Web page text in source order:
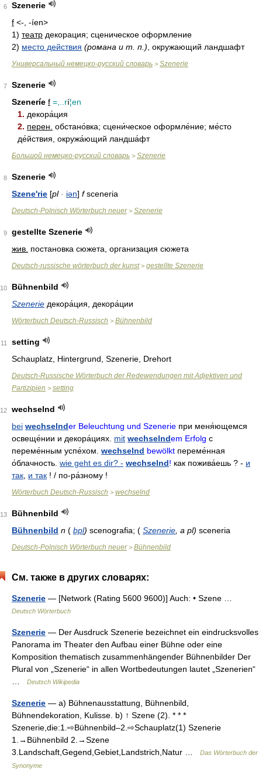
6
Szenerie
f <-, -íen>
1) театр декорация; сценическое оформление
2) место действия (романа и т. п.) , окружающий ландшафт
Универсальный немецко-русский словарь > Szenerie
7
Szenerie
Szeneríe f =,..rí¦en
1. декора́ция
2. перен. обстано́вка; сцени́ческое оформле́ние; ме́сто
де́йствия, окружа́ющий ландша́фт
Большой немецко-русский словарь > Szenerie
8
Szenerie
Szene'rie [pl- iən] fsceneria
Deutsch-Polnisch Wörterbuch neuer> Szenerie
9
gestellte Szenerie
жив. постановка сюжета, организация сюжета
Deutsch-russische wörterbuch der kunst> gestellte Szenerie
10
Bühnenbild
Szenerie декора́ция декора́ции
Wörterbuch Deutsch-Russisch > Bühnenbild
11
setting
Schauplatz, Hintergrund, Szenerie, Drehort
Deutsch-Russische Wörterbuch der Redewendungen mit Adjektiven und
Partizipien > setting
12
wechselnd
bei wechselnder Beleuchtung und Szenerie при меня́ющемся
освеще́нии и декора́циях mit wechselndem Erfolg с
переме́нным успе́хом wechselnd bewölkt переме́нная
о́блачность wie geht es dir? - wechselnd! как пожива́ешь ? - и
так и так ! / по-ра́зному !
Wörterbuch Deutsch-Russisch > wechselnd
13
Bühnenbild
Bühnenbild n ( bpl) scenografia; ( Szenerie a pl) sceneria
Deutsch-Polnisch Wörterbuch neuer> Bühnenbild
См. также в других словарях:
Szenerie — [Network (Rating 5600 9600)] Auch: • Szene …
Deutsch Wörterbuch
Szenerie — Der Ausdruck Szenerie bezeichnet ein eindrucksvolles
Panorama im Theater den Aufbau einer Bühne oder eine
Komposition thematisch zusammenhängender Bühnenbilder Der
Plural von „Szenerie“ in allen Wortbedeutungen lautet „Szenerien“
Deutsch Wikipedia
Szenerie — a) Bühnenausstattung, Bühnenbild,
Bühnendekoration, Kulisse. b) ↑ Szene (2). * * *
Szenerie,die:1.⇨Bühnenbild–2.⇨Schauplatz(1) Szenerie
1.→Bühnenbild 2.→Szene
3.Landschaft,Gegend,Gebiet,Landstrich,Natur …
Das Wörterbuch der
Synonyme